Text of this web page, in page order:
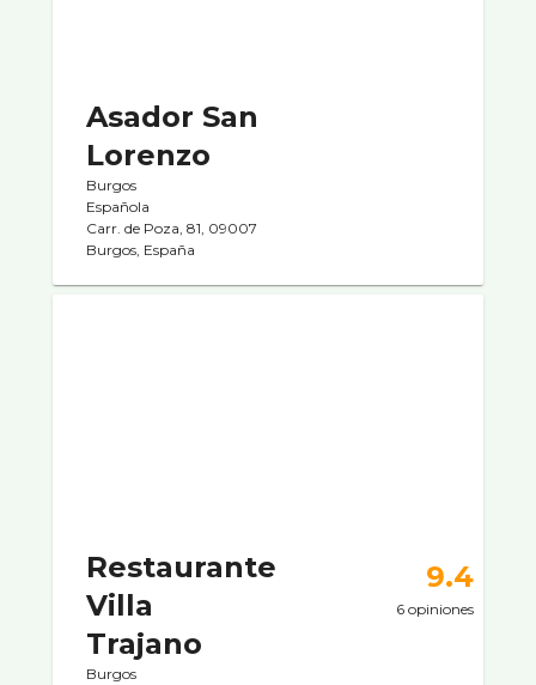
Asador San
Lorenzo
Burgos
Española
Carr. de Poza, 81, 09007
Burgos, España
Restaurante
Villa
Trajano
Burgos
9.4
6 opiniones